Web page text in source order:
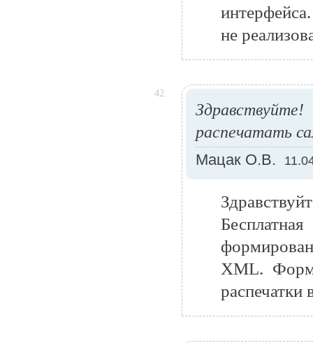
не
42.
распечатать
Мацак О.В.
XML.
распечатки